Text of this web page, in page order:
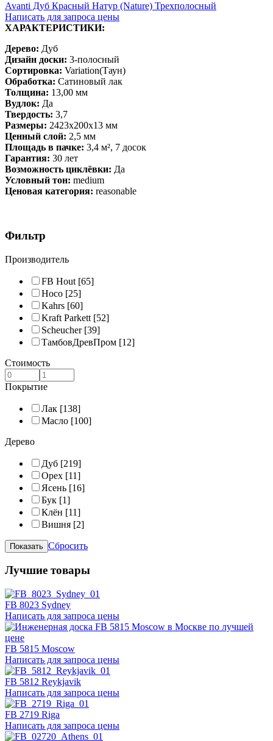
Avanti Дуб Красный Натур (Nature) Трехполосный
Написать для запроса цены
ХАРАКТЕРИСТИКИ:
Дерево: Дуб
Дизайн доски: 3-полосный
Сортировка: Variation(Таун)
Обработка: Сатиновый лак
Толщина: 13,00 мм
Вудлок: Да
Твердость: 3,7
Размеры: 2423х200х13 мм
Ценный слой: 2,5 мм
Площадь в пачке: 3,4 м², 7 досок
Гарантия: 30 лет
Возможность циклёвки: Да
Условный тон: medium
Ценовая категория: reasonable
Фильтр
Производитель
FB Hout [65]
Hoco [25]
Kahrs [60]
Kraft Parkett [52]
Scheucher[39]
ТамбовДревПром [12]
Стоимость
Покрытие
Лак [138]
Масло [100]
Дерево
Дуб [219]
Орех [11]
Ясень [16]
Бук [1]
Клён [11]
Вишня [2]
Сбросить
Лучшие товары
FB 8023 Sydney
Написать для запроса цены
FB 5815 Moscow
Написать для запроса цены
FB 5812 Reykjavik
Написать для запроса цены
FB 2719 Riga
Написать для запроса цены